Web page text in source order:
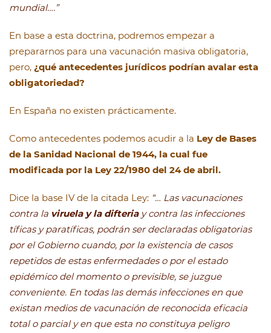
mundial….”
En base a esta doctrina, podremos empezar a
prepararnos para una vacunación masiva obligatoria,
pero, ¿qué antecedentes jurídicos podrían avalar esta
obligatoriedad?
En España no existen prácticamente.
Como antecedentes podemos acudir a la Ley de Bases
de la Sanidad Nacional de 1944, la cual fue
modificada por la Ley 22/1980 del 24 de abril.
Dice la base IV de la citada Ley: “… Las vacunaciones
contra la viruela y la difteria y contra las infecciones
tíficas y paratíficas, podrán ser declaradas obligatorias
por el Gobierno cuando, por la existencia de casos
repetidos de estas enfermedades o por el estado
epidémico del momento o previsible, se juzgue
conveniente. En todas las demás infecciones en que
existan medios de vacunación de reconocida eficacia
total o parcial y en que esta no constituya peligro